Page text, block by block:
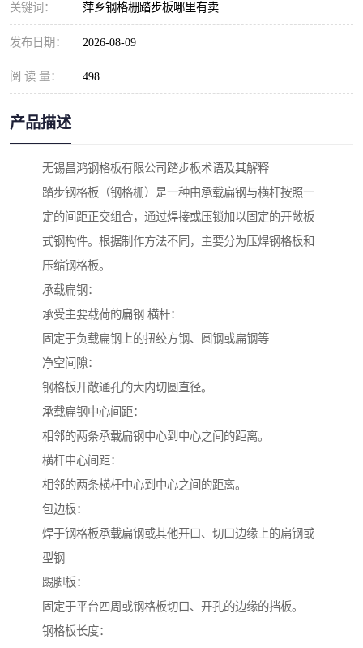
关键词： 萍乡钢格栅踏步板哪里有卖
发布日期： 2026-08-09
阅 读 量： 498
产品描述
无锡昌鸿钢格板有限公司踏步板术语及其解释
踏步钢格板（钢格栅）是一种由承载扁钢与横杆按照一
定的间距正交组合，通过焊接或压锁加以固定的开敞板
式钢构件。根据制作方法不同，主要分为压焊钢格板和
压缩钢格板。
承载扁钢：
承受主要载荷的扁钢 横杆：
固定于负载扁钢上的扭绞方钢、圆钢或扁钢等
净空间隙：
钢格板开敞通孔的大内切圆直径。
承载扁钢中心间距：
相邻的两条承载扁钢中心到中心之间的距离。
横杆中心间距：
相邻的两条横杆中心到中心之间的距离。
包边板：
焊于钢格板承载扁钢或其他开口、切口边缘上的扁钢或
型钢
踢脚板：
固定于平台四周或钢格板切口、开孔的边缘的挡板。
钢格板长度：